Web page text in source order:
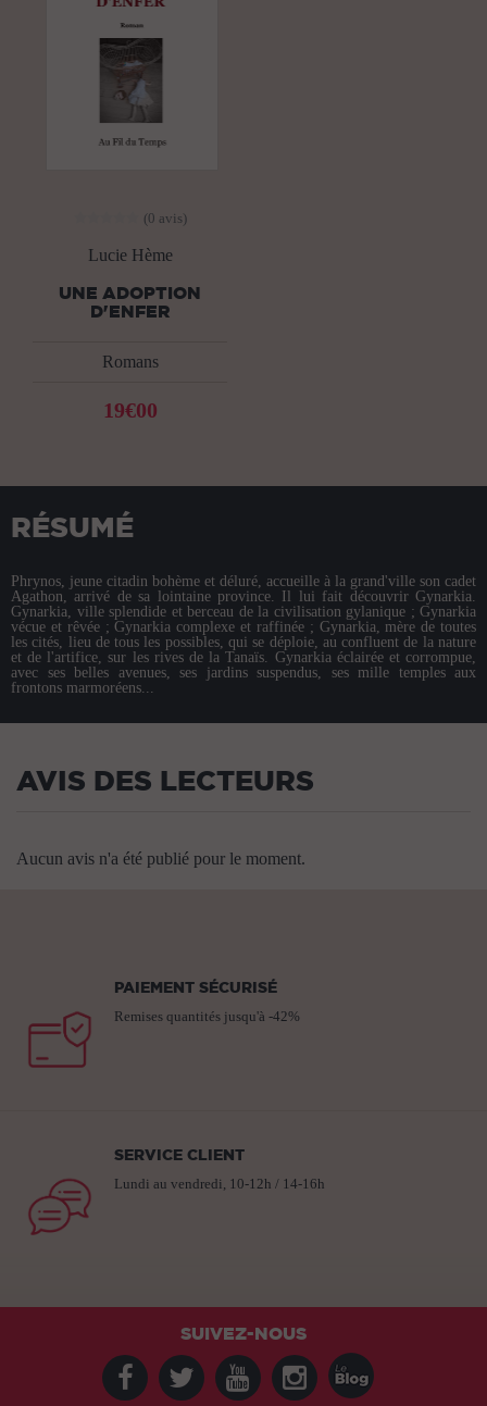
(0 avis)
Lucie Hème
UNE ADOPTION
D'ENFER
Romans
19€00
RÉSUMÉ
Phrynos, jeune citadin bohème et déluré, accueille à la grand'ville son cadet
Agathon, arrivé de sa lointaine province. Il lui fait découvrir Gynarkia.
Gynarkia, ville splendide et berceau de la civilisation gylanique ; Gynarkia
vécue et rêvée ; Gynarkia complexe et raffinée ; Gynarkia, mère de toutes
les cités, lieu de tous les possibles, qui se déploie, au confluent de la nature
et de l'artifice, sur les rives de la Tanaïs. Gynarkia éclairée et corrompue,
avec ses belles avenues, ses jardins suspendus, ses mille temples aux
frontons marmoréens...
AVIS DES LECTEURS
Aucun avis n'a été publié pour le moment.
PAIEMENT SÉCURISÉ
Remises quantités jusqu'à -42%
SERVICE CLIENT
Lundi au vendredi, 10-12h / 14-16h
SUIVEZ-NOUS